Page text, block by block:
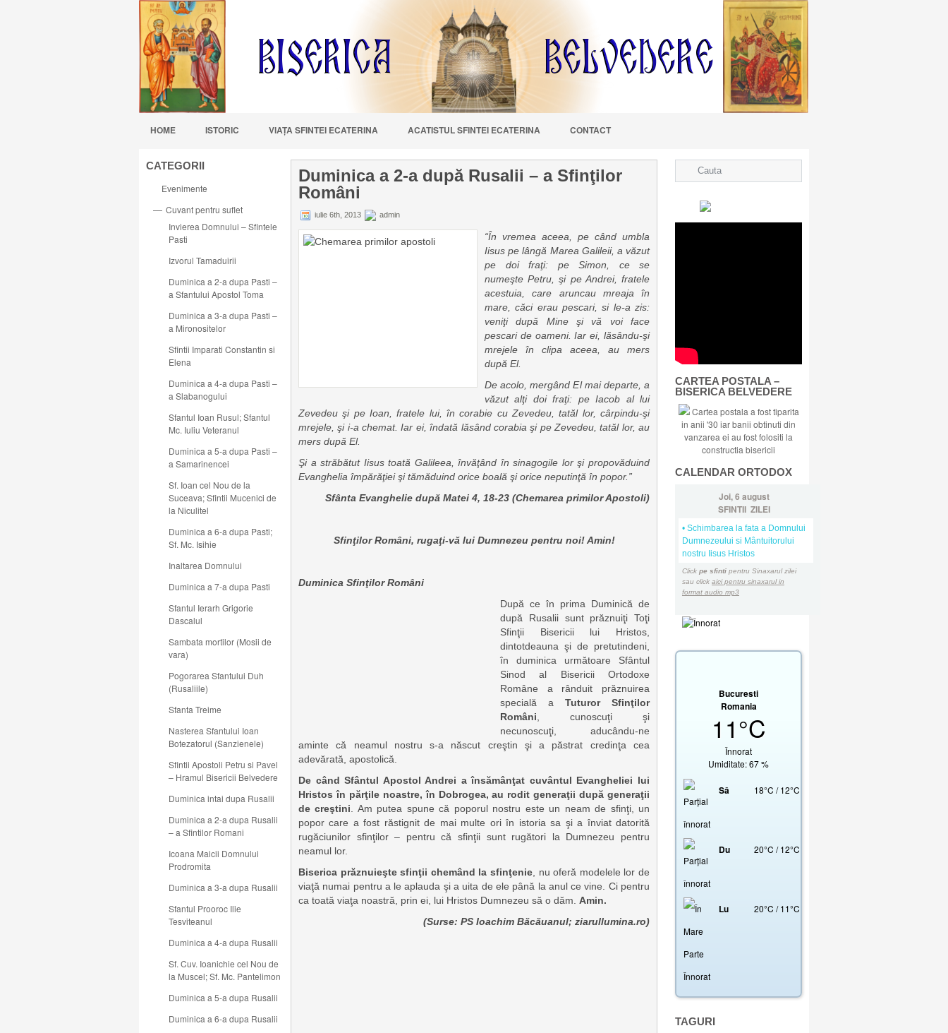
HOME ISTORIC VIAŢA SFINTEI ECATERINA ACATISTUL SFINTEI ECATERINA CONTACT
CATEGORII
Evenimente
— Cuvant pentru suflet
Invierea Domnului – Sfintele
Pasti
Izvorul Tamaduirii
Duminica a 2-a dupa Pasti –
a Sfantului Apostol Toma
Duminica a 3-a dupa Pasti –
a Mironositelor
Sfintii Imparati Constantin si
Elena
Duminica a 4-a dupa Pasti –
a Slabanogului
Sfantul Ioan Rusul; Sfantul
Mc. Iuliu Veteranul
Duminica a 5-a dupa Pasti –
a Samarinencei
Sf. Ioan cel Nou de la
Suceava; Sfintii Mucenici de
la Niculitel
Duminica a 6-a dupa Pasti;
Sf. Mc. Isihie
Inaltarea Domnului
Duminica a 7-a dupa Pasti
Sfantul Ierarh Grigorie
Dascalul
Sambata mortilor (Mosii de
vara)
Pogorarea Sfantului Duh
(Rusaliile)
Sfanta Treime
Nasterea Sfantului Ioan
Botezatorul (Sanzienele)
Sfintii Apostoli Petru si Pavel
– Hramul Bisericii Belvedere
Duminica intai dupa Rusalii
Duminica a 2-a dupa Rusalii
– a Sfintilor Romani
Icoana Maicii Domnului
Prodromita
Duminica a 3-a dupa Rusalii
Sfantul Prooroc Ilie
Tesviteanul
Duminica a 4-a dupa Rusalii
Sf. Cuv. Ioanichie cel Nou de
la Muscel; Sf. Mc. Pantelimon
Duminica a 5-a dupa Rusalii
Duminica a 6-a dupa Rusalii
Duminica a 2-a după Rusalii – a Sfinţilor
Români
iulie 6th, 2013 admin
“În vremea aceea, pe când umbla
Iisus pe lângă Marea Galileii, a văzut
pe doi fraţi: pe Simon, ce se
numeşte Petru, şi pe Andrei, fratele
acestuia, care aruncau mreaja în
mare, căci erau pescari, si le-a zis:
veniţi după Mine şi vă voi face
pescari de oameni. Iar ei, lăsându-şi
mrejele în clipa aceea, au mers
după El.
De acolo, mergând El mai departe, a
văzut alţi doi fraţi: pe Iacob al lui
Zevedeu şi pe Ioan, fratele lui, în corabie cu Zevedeu, tatăl lor, cârpindu-şi
mrejele, şi i-a chemat. Iar ei, îndată lăsând corabia şi pe Zevedeu, tatăl lor, au
mers după El.
Şi a străbătut Iisus toată Galileea, învăţând în sinagogile lor şi propovăduind
Evanghelia împărăţiei şi tămăduind orice boală şi orice neputinţă în popor.”
Sfânta Evanghelie după Matei 4, 18-23 (Chemarea primilor Apostoli)
Sfinţilor Români, rugaţi-vă lui Dumnezeu pentru noi! Amin!
Duminica Sfinţilor Români
După ce în prima Duminică de
după Rusalii sunt prăznuiţi Toţi
Sfinţii Bisericii lui Hristos,
dintotdeauna şi de pretutindeni,
în duminica următoare Sfântul
Sinod al Bisericii Ortodoxe
Române a rânduit prăznuirea
specială a Tuturor Sfinţilor
Români , cunoscuţi şi
necunoscuţi, aducându-ne
aminte că neamul nostru s-a născut creştin şi a păstrat credinţa cea
adevărată, apostolică.
De când Sfântul Apostol Andrei a însămânţat cuvântul Evangheliei lui
Hristos în părţile noastre, în Dobrogea, au rodit generaţii după generaţii
de creştini . Am putea spune că poporul nostru este un neam de sfinţi, un
popor care a fost răstignit de mai multe ori în istoria sa şi a înviat datorită
rugăciunilor sfinţilor – pentru că sfinţii sunt rugători la Dumnezeu pentru
neamul lor.
Biserica prăznuieşte sfinţii chemând la sfinţenie , nu oferă modelele lor de
viaţă numai pentru a le aplauda şi a uita de ele până la anul ce vine. Ci pentru
ca toată viaţa noastră, prin ei, lui Hristos Dumnezeu să o dăm. Amin.
(Surse: PS Ioachim Băcăuanul; ziarullumina.ro)
CARTEA POSTALA –
BISERICA BELVEDERE
Cartea postala a fost tiparita
in anii '30 iar banii obtinuti din
vanzarea ei au fost folositi la
constructia bisericii
CALENDAR ORTODOX
Joi, 6 august
SFINTII ZILEI
• Schimbarea la fata a Domnului
Dumnezeului si Mântuitorului
nostru Iisus Hristos
Click pe sfinti pentru Sinaxarul zilei
sau click aici pentru sinaxarul in
format audio mp3
Bucuresti
Romania
11°C
Înnorat
Umiditate: 67 %
Sâ 18°C / 12°C
Du 20°C / 12°C
Lu 20°C / 11°C
TAGURI